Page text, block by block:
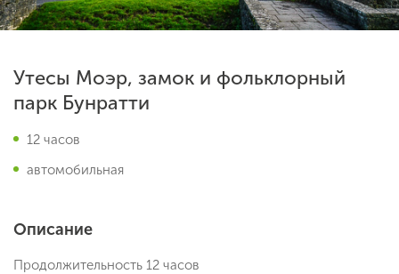
Утесы Моэр, замок и фольклорный
парк Бунратти
12 часов
автомобильная
Описание
Продолжительность 12 часов